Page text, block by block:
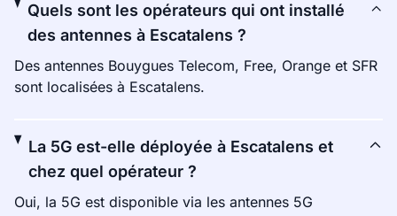
Quels sont les opérateurs qui ont installé
des antennes à Escatalens ?
Des antennes Bouygues Telecom, Free, Orange et SFR
sont localisées à Escatalens.
La 5G est-elle déployée à Escatalens et
chez quel opérateur ?
Oui, la 5G est disponible via les antennes 5G